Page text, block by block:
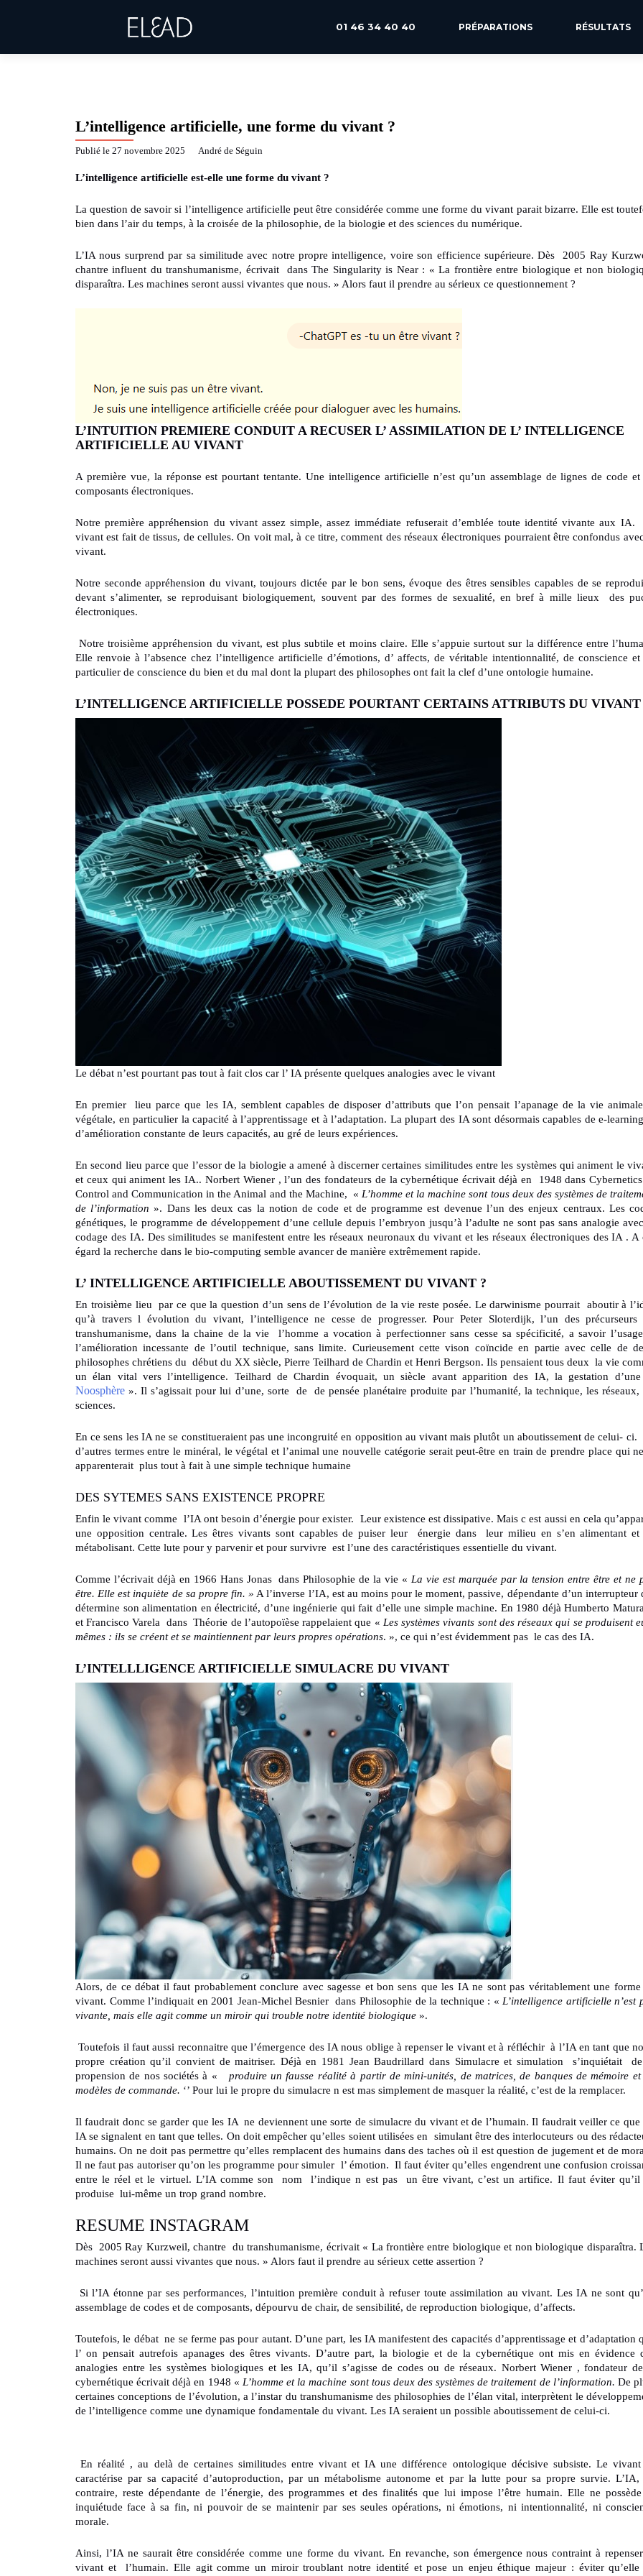
01 46 34 40 40 PRÉPARATIONS RÉSULTATS
L’intelligence artificielle, une forme du vivant ?
Publié le 27 novembre 2025 André de Séguin
L’intelligence artificielle est-elle une forme du vivant ?
La question de savoir si l’intelligence artificielle peut être considérée comme une forme du vivant parait bizarre. Elle est
bien dans l’air du temps, à la croisée de la philosophie, de la biologie et des sciences du numérique.
L’IA nous surprend par sa similitude avec notre propre intelligence, voire son efficience supérieure. Dès 2005 Ray
chantre influent du transhumanisme, écrivait dans The Singularity is Near : « La frontière entre biologique et non
disparaîtra. Les machines seront aussi vivantes que nous. » Alors faut il prendre au sérieux ce questionnement ?
L’INTUITION PREMIERE CONDUIT A RECUSER L’ ASSIMILATION DE L’ INTELLIGENCE
ARTIFICIELLE AU VIVANT
A première vue, la réponse est pourtant tentante. Une intelligence artificielle n’est qu’un assemblage de lignes de code et
composants électroniques.
Notre première appréhension du vivant assez simple, assez immédiate refuserait d’emblée toute identité vivante aux IA.
vivant est fait de tissus, de cellules. On voit mal, à ce titre, comment des réseaux électroniques pourraient être confondus
vivant.
Notre seconde appréhension du vivant, toujours dictée par le bon sens, évoque des êtres sensibles capables de se
devant s’alimenter, se reproduisant biologiquement, souvent par des formes de sexualité, en bref à mille lieux des
électroniques.
Notre troisième appréhension du vivant, est plus subtile et moins claire. Elle s’appuie surtout sur la différence entre
Elle renvoie à l’absence chez l’intelligence artificielle d’émotions, d’ affects, de véritable intentionnalité, de conscience et
particulier de conscience du bien et du mal dont la plupart des philosophes ont fait la clef d’une ontologie humaine.
L’INTELLIGENCE ARTIFICIELLE POSSEDE POURTANT CERTAINS ATTRIBUTS DU VIVANT
Le débat n’est pourtant pas tout à fait clos car l’ IA présente quelques analogies avec le vivant
En premier lieu parce que les IA, semblent capables de disposer d’attributs que l’on pensait l’apanage de la vie
végétale, en particulier la capacité à l’apprentissage et à l’adaptation. La plupart des IA sont désormais capables de e-
d’amélioration constante de leurs capacités, au gré de leurs expériences.
En second lieu parce que l’essor de la biologie a amené à discerner certaines similitudes entre les systèmes qui animent le
et ceux qui animent les IA.. Norbert Wiener , l’un des fondateurs de la cybernétique écrivait déjà en 1948 dans
Control and Communication in the Animal and the Machine, «L’homme et la machine sont tous deux des systèmes de
de l’information ». Dans les deux cas la notion de code et de programme est devenue l’un des enjeux centraux. Les
génétiques, le programme de développement d’une cellule depuis l’embryon jusqu’à l’adulte ne sont pas sans analogie
codage des IA. Des similitudes se manifestent entre les réseaux neuronaux du vivant et les réseaux électroniques des IA . A
égard la recherche dans le bio-computing semble avancer de manière extrêmement rapide.
L’ INTELLIGENCE ARTIFICIELLE ABOUTISSEMENT DU VIVANT ?
En troisième lieu par ce que la question d’un sens de l’évolution de la vie reste posée. Le darwinisme pourrait aboutir à
qu’à travers l évolution du vivant, l’intelligence ne cesse de progresser. Pour Peter Sloterdijk, l’un des précurseurs
transhumanisme, dans la chaine de la vie l’homme a vocation à perfectionner sans cesse sa spécificité, a savoir
l’amélioration incessante de l’outil technique, sans limite. Curieusement cette vison coïncide en partie avec celle de
philosophes chrétiens du début du XX siècle, Pierre Teilhard de Chardin et Henri Bergson. Ils pensaient tous deux la vie
un élan vital vers l’intelligence. Teilhard de Chardin évoquait, un siècle avant apparition des IA, la gestation
Noosphère ». Il s’agissait pour lui d’une, sorte de de pensée planétaire produite par l’humanité, la technique, les réseaux,
sciences.
En ce sens les IA ne se constitueraient pas une incongruité en opposition au vivant mais plutôt un aboutissement de celui- ci.
d’autres termes entre le minéral, le végétal et l’animal une nouvelle catégorie serait peut-être en train de prendre place qui
apparenterait plus tout à fait à une simple technique humaine
DES SYTEMES SANS EXISTENCE PROPRE
Enfin le vivant comme l’IA ont besoin d’énergie pour exister. Leur existence est dissipative. Mais c est aussi en cela
une opposition centrale. Les êtres vivants sont capables de puiser leur énergie dans leur milieu en s’en alimentant et
métabolisant. Cette lute pour y parvenir et pour survivre est l’une des caractéristiques essentielle du vivant.
Comme l’écrivait déjà en 1966 Hans Jonas dans Philosophie de la vie « La vie est marquée par la tension entre être et ne
être. Elle est inquiète de sa propre fin. » A l’inverse l’IA, est au moins pour le moment, passive, dépendante d’un interrupteur
détermine son alimentation en électricité, d’une ingénierie qui fait d’elle une simple machine. En 1980 déjà Humberto
et Francisco Varela dans Théorie de l’autopoïèse rappelaient que « Les systèmes vivants sont des réseaux qui se produisent
mêmes : ils se créent et se maintiennent par leurs propres opérations. », ce qui n’est évidemment pas le cas des IA.
L’INTELLLIGENCE ARTIFICIELLE SIMULACRE DU VIVANT
Alors, de ce débat il faut probablement conclure avec sagesse et bon sens que les IA ne sont pas véritablement une forme
vivant. Comme l’indiquait en 2001 Jean-Michel Besnier dans Philosophie de la technique : «L’intelligence artificielle n’est
vivante, mais elle agit comme un miroir qui trouble notre identité biologique ».
Toutefois il faut aussi reconnaitre que l’émergence des IA nous oblige à repenser le vivant et à réfléchir à l’IA en tant que
propre création qu’il convient de maitriser. Déjà en 1981 Jean Baudrillard dans Simulacre et simulation s’inquiétait
propension de nos sociétés à « produire un fausse réalité à partir de mini-unités, de matrices, de banques de mémoire et
modèles de commande. ‘’ Pour lui le propre du simulacre n est mas simplement de masquer la réalité, c’est de la remplacer.
Il faudrait donc se garder que les IA ne deviennent une sorte de simulacre du vivant et de l’humain. Il faudrait veiller ce que
IA se signalent en tant que telles. On doit empêcher qu’elles soient utilisées en simulant être des interlocuteurs ou des
humains. On ne doit pas permettre qu’elles remplacent des humains dans des taches où il est question de jugement et de
Il ne faut pas autoriser qu’on les programme pour simuler l’ émotion. Il faut éviter qu’elles engendrent une confusion
entre le réel et le virtuel. L’IA comme son nom l’indique n est pas un être vivant, c’est un artifice. Il faut éviter qu’il
produise lui-même un trop grand nombre.
RESUME INSTAGRAM
Dès 2005 Ray Kurzweil, chantre du transhumanisme, écrivait « La frontière entre biologique et non biologique disparaîtra.
machines seront aussi vivantes que nous. » Alors faut il prendre au sérieux cette assertion ?
Si l’IA étonne par ses performances, l’intuition première conduit à refuser toute assimilation au vivant. Les IA ne sont
assemblage de codes et de composants, dépourvu de chair, de sensibilité, de reproduction biologique, d’affects.
Toutefois, le débat ne se ferme pas pour autant. D’une part, les IA manifestent des capacités d’apprentissage et d’adaptation
l’ on pensait autrefois apanages des êtres vivants. D’autre part, la biologie et de la cybernétique ont mis en évidence
analogies entre les systèmes biologiques et les IA, qu’il s’agisse de codes ou de réseaux. Norbert Wiener , fondateur
cybernétique écrivait déjà en 1948 « L’homme et la machine sont tous deux des systèmes de traitement de l’information. De
certaines conceptions de l’évolution, a l’instar du transhumanisme des philosophies de l’élan vital, interprètent le
de l’intelligence comme une dynamique fondamentale du vivant. Les IA seraient un possible aboutissement de celui-ci.
En réalité , au delà de certaines similitudes entre vivant et IA une différence ontologique décisive subsiste. Le vivant
caractérise par sa capacité d’autoproduction, par un métabolisme autonome et par la lutte pour sa propre survie. L’IA,
contraire, reste dépendante de l’énergie, des programmes et des finalités que lui impose l’être humain. Elle ne
inquiétude face à sa fin, ni pouvoir de se maintenir par ses seules opérations, ni émotions, ni intentionnalité, ni
morale.
Ainsi, l’IA ne saurait être considérée comme une forme du vivant. En revanche, son émergence nous contraint à
vivant et l’humain. Elle agit comme un miroir troublant notre identité et pose un enjeu éthique majeur : éviter qu’elle